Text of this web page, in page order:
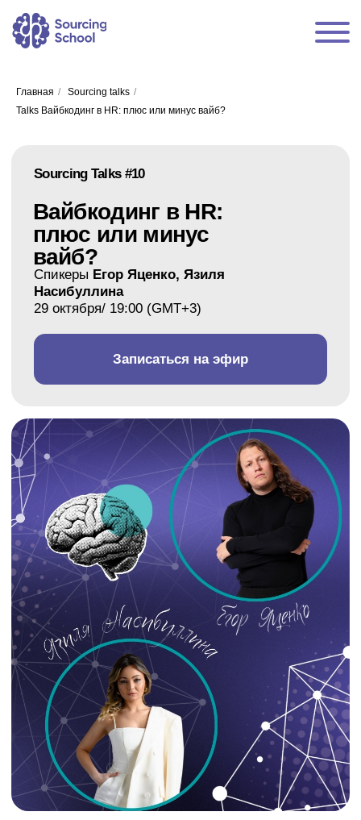
Главная / Sourcing talks /
Talks Вайбкодинг в HR: плюс или минус вайб?
плюс или минус
вайб?
Насибуллина
29 октября/ 19:00 (GMT+3)
Записаться на эфир